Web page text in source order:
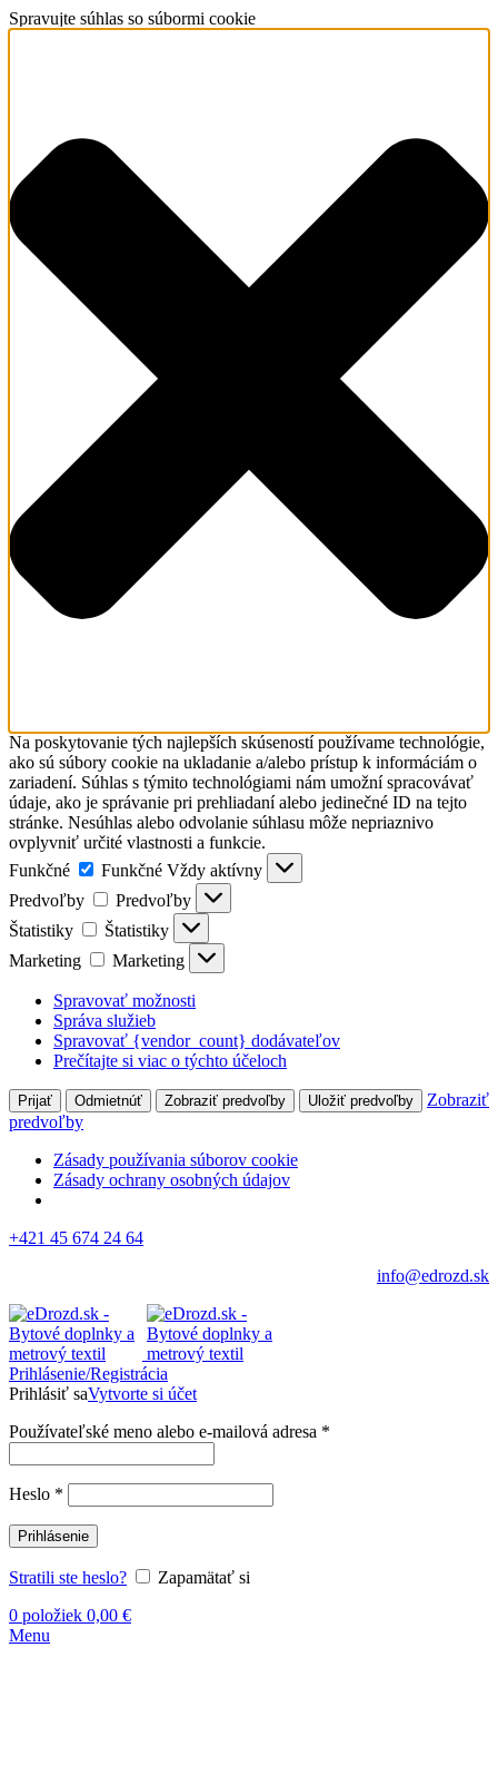
Spravujte súhlas so súbormi cookie
Na poskytovanie tých najlepších skúseností používame technológie,
ako sú súbory cookie na ukladanie a/alebo prístup k informáciám o
zariadení. Súhlas s týmito technológiami nám umožní spracovávať
údaje, ako je správanie pri prehliadaní alebo jedinečné ID na tejto
stránke. Nesúhlas alebo odvolanie súhlasu môže nepriaznivo
ovplyvniť určité vlastnosti a funkcie.
Funkčné
Funkčné Vždy aktívny
Predvoľby
Predvoľby
Štatistiky
Štatistiky
Marketing
Marketing
Spravovať možnosti
Správa služieb
Spravovať {vendor_count} dodávateľov
Prečítajte si viac o týchto účeloch
Prijať Odmietnúť Zobraziť predvoľby Uložiť predvoľby
Zobraziť
predvoľby
Zásady používania súborov cookie
Zásady ochrany osobných údajov
+421 45 674 24 64
info@edrozd.sk
Prihlásenie/Registrácia
Prihlásiť saVytvorte si účet
Používateľské meno alebo e-mailová adresa *
Heslo *
Prihlásenie
Stratili ste heslo?
Zapamätať si
0 položiek 0,00 €
Menu